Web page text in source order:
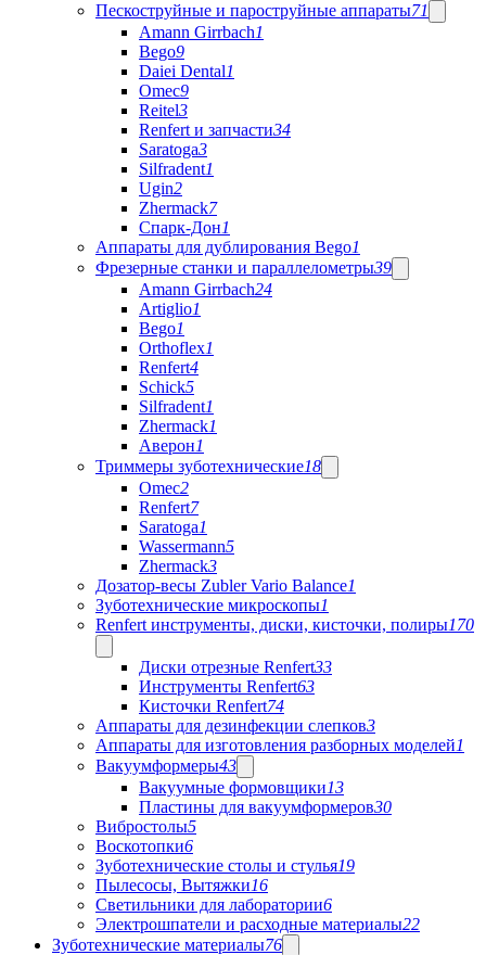
Пескоструйные и пароструйные аппараты71
Amann Girrbach1
Bego9
Daiei Dental1
Omec9
Reitel3
Renfert и запчасти34
Saratoga3
Silfradent1
Ugin2
Zhermack7
Спарк-Дон1
Аппараты для дублирования Bego1
Фрезерные станки и параллелометры39
Amann Girrbach24
Artiglio1
Bego1
Orthoflex1
Renfert4
Schick5
Silfradent1
Zhermack1
Аверон1
Триммеры зуботехнические18
Omec2
Renfert7
Saratoga1
Wassermann5
Zhermack3
Дозатор-весы Zubler Vario Balance1
Зуботехнические микроскопы1
Renfert инструменты, диски, кисточки, полиры170
Диски отрезные Renfert33
Инструменты Renfert63
Кисточки Renfert74
Аппараты для дезинфекции слепков3
Аппараты для изготовления разборных моделей1
Вакуумформеры43
Вакуумные формовщики13
Пластины для вакуумформеров30
Вибростолы5
Воскотопки6
Зуботехнические столы и стулья19
Пылесосы, Вытяжки16
Светильники для лаборатории6
Электрошпатели и расходные материалы22
Зуботехнические материалы76